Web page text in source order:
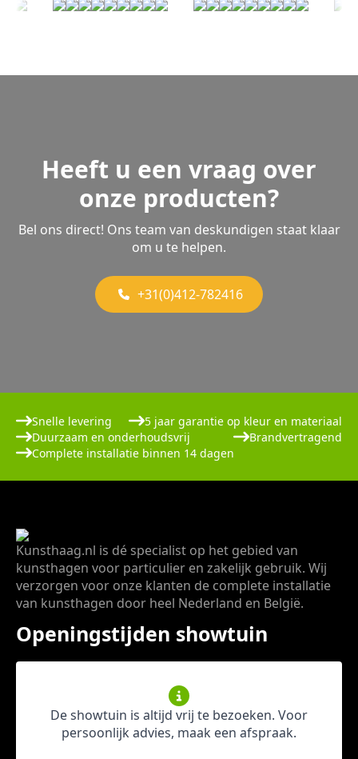
Heeft u een vraag over
onze producten?
Bel ons direct! Ons team van deskundigen staat klaar
om u te helpen.
+31(0)412-782416
Snelle levering
5 jaar garantie op kleur en materiaal
Duurzaam en onderhoudsvrij
Brandvertragend
Complete installatie binnen 14 dagen
Kunsthaag.nl is dé specialist op het gebied van
kunsthagen voor particulier en zakelijk gebruik. Wij
verzorgen voor onze klanten de complete installatie
van kunsthagen door heel Nederland en België.
Openingstijden showtuin
De showtuin is altijd vrij te bezoeken. Voor
persoonlijk advies, maak een afspraak.